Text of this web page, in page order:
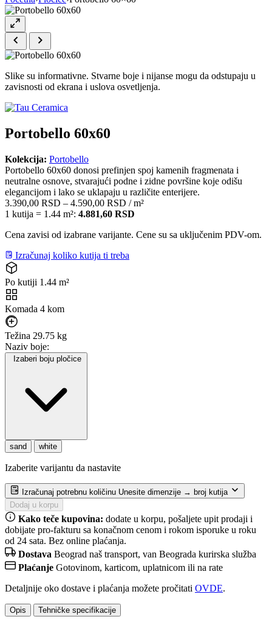
Slike su informativne. Stvarne boje i nijanse mogu da odstupaju u
zavisnosti od ekrana i uslova osvetljenja.
Portobello 60x60
Kolekcija: Portobello
Portobello 60x60 donosi prefinjen spoj kamenih fragmenata i
neutralne osnove, stvarajući podne i zidne površine koje odišu
elegancijom i lako se uklapaju u različite enterijere.
3.390,00 RSD – 4.590,00 RSD / m²
1 kutija = 1.44 m²: 4.881,60 RSD
Cena zavisi od izabrane varijante. Cene su sa uključenim PDV-om.
Izračunaj koliko kutija ti treba
Po kutiji 1.44 m²
Komada 4 kom
Težina 29.75 kg
Naziv boje:
Izaberi boju pločice
sand white
Izaberite varijantu da nastavite
Izračunaj potrebnu količinu Unesite dimenzije → broj kutija
Dodaj u korpu
Kako teče kupovina: dodate u korpu, pošaljete upit prodaji i
dobijate pro-fakturu sa konačnom cenom i rokom isporuke u roku
od 24 sata. Bez online plaćanja.
Dostava Beograd naš transport, van Beograda kurirska služba
Plaćanje Gotovinom, karticom, uplatnicom ili na rate
Detaljnije oko dostave i plaćanja možete pročitati OVDE.
Opis Tehničke specifikacije